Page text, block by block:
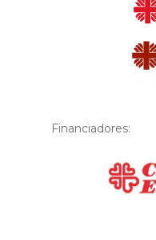
Financiadores: